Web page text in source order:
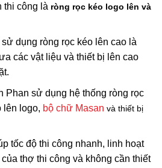
thi công là ròng rọc kéo logo lên và
dụng ròng rọc kéo lên cao là
các vật liệu và thiết bị lên cao
Phan sử dụng hệ thống ròng rọc
lên logo, bộ chữ Masan và thiết bị
tốc độ thi công nhanh, linh hoạt
thợ thi công và không cần thiết